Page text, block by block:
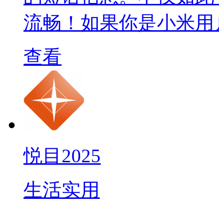
流畅！如果你是小米
查看
悦目2025
生活实用